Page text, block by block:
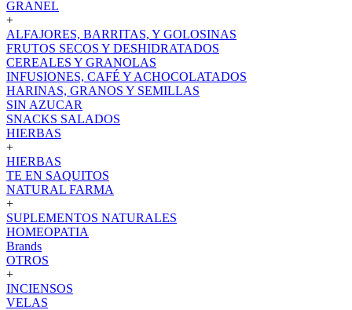
GRANEL
+
ALFAJORES, BARRITAS, Y GOLOSINAS
FRUTOS SECOS Y DESHIDRATADOS
CEREALES Y GRANOLAS
INFUSIONES, CAFÉ Y ACHOCOLATADOS
HARINAS, GRANOS Y SEMILLAS
SIN AZUCAR
SNACKS SALADOS
HIERBAS
+
HIERBAS
TE EN SAQUITOS
NATURAL FARMA
+
SUPLEMENTOS NATURALES
HOMEOPATIA
Brands
OTROS
+
INCIENSOS
VELAS